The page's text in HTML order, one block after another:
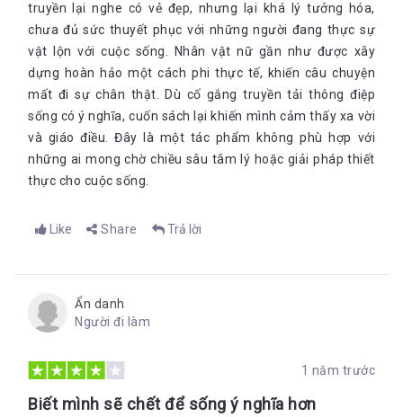
truyền lại nghe có vẻ đẹp, nhưng lại khá lý tưởng hóa,
chưa đủ sức thuyết phục với những người đang thực sự
vật lộn với cuộc sống. Nhân vật nữ gần như được xây
dựng hoàn hảo một cách phi thực tế, khiến câu chuyện
mất đi sự chân thật. Dù cố gắng truyền tải thông điệp
sống có ý nghĩa, cuốn sách lại khiến mình cảm thấy xa vời
và giáo điều. Đây là một tác phẩm không phù hợp với
những ai mong chờ chiều sâu tâm lý hoặc giải pháp thiết
thực cho cuộc sống.
Like Share Trả lời
Ẩn danh
Người đi làm
1 năm trước
Biết mình sẽ chết để sống ý nghĩa hơn